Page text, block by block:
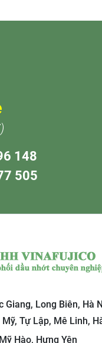
148
505
Giang, Long Biên, Hà
Tự Lập, Mê Linh,
Hào, Hưng Yên